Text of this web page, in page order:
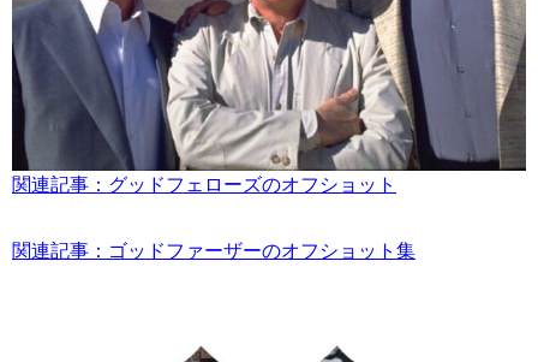
関連記事：グッドフェローズのオフショット
関連記事：ゴッドファーザーのオフショット集